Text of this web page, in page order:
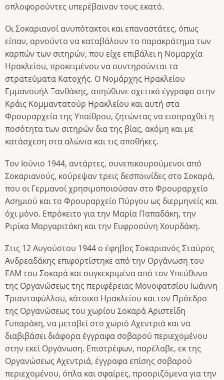
οπλοφορούντες υπερέβαιναν τους εκατό.
Οι Σοκαριανοί ανυπότακτοι και επαναστάτες, όπως
είπαν, αρνούντο να καταβάλουν το παρακράτημα των
καρπών των σιτηρών, που είχε επιβάλει η Νομαρχία
Ηρακλείου, προκειμένου να συντηρούνται τα
στρατεύματα Κατοχής. Ο Νομάρχης Ηρακλείου
Εμμανουήλ Ξανθάκης, απηύθυνε σχετικό έγγραφο στην
Κράις Κομμαντατούρ Ηρακλείου και αυτή στα
Φρουραρχεία της Υπαίθρου, ζητώντας να εισπραχθεί η
ποσότητα των σιτηρών δια της βίας, ακόμη και με
κατάσχεση στα αλώνια και τις αποθήκες.
Τον Ιούνιο 1944, αντάρτες, συνεπικουρούμενοι από
Σοκαριανούς, κούρεψαν τρεις δεσποινίδες στο Σοκαρά,
που οι Γερμανοί χρησιμοποιούσαν στο Φρουραρχείο
Ασημιού και το Φρουραρχείο Πύργου ως διερμηνείς και
όχι μόνο. Επρόκειτο για την Μαρία Παπαδάκη, την
Ριρίκα Μαργαριτάκη και την Ευφροσύνη Χουρδάκη.
Στις 12 Αυγούστου 1944 ο έφηβος Σοκαριανός Σταύρος
Ανδρεαδάκης επιφορτίστηκε από την Οργάνωση του
ΕΑΜ του Σοκαρά και συγκεκριμένα από τον Υπεύθυνο
της Οργανώσεως της περιφέρειας Μονοφατσίου Ιωάννη
Τριανταφύλλου, κάτοικο Ηρακλείου και τον Πρόεδρο
της Οργανώσεως του χωρίου Σοκαρά Αριστείδη
Γυπαράκη, να μεταβεί στο χωριό Αχεντριά και να
διαβιβάσει διάφορα έγγραφα σοβαρού περιεχομένου
στην εκεί Οργάνωση. Επιστρέφων, παρέλαβε, εκ της
Οργανώσεως Αχεντριά, έγγραφα επίσης σοβαρού
περιεχομένου, όπλα και σφαίρες, προοριζόμενα για την